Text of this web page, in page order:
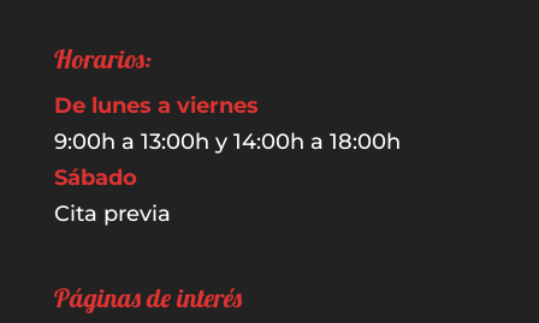
Horarios:
De lunes a viernes
9:00h a 13:00h y 14:00h a 18:00h
Sábado
Cita previa
Páginas de interés